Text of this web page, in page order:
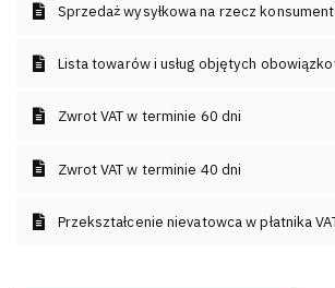
Sprzedaż wysyłkowa na rzecz
Lista towarów i usług objętych
Zwrot VAT w terminie 60 dni
Zwrot VAT w terminie 40 dni
Przekształcenie nievatowca w płatnika